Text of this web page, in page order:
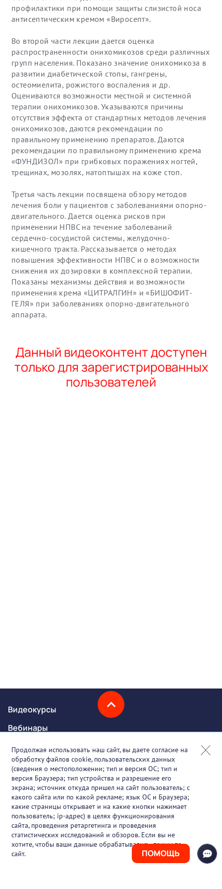
ПОМОЩЬ
профилактики при помощи защиты слизистой носа
антисептическим кремом «Виросепт».
Во второй части лекции дается оценка
распространенности онихомикозов среди различных
групп населения. Показано значение онихомикоза в
развитии диабетической стопы, гангрены,
остеомиелита, рожистого воспаления и др.
Оцениваются возможности местной и системной
терапии онихомикозов. Указываются причины
отсутствия эффекта от стандартных методов лечения
онихомикозов, даются рекомендации по
правильному применению препаратов. Даются
рекомендации по правильному применению крема
«ФУНДИЗОЛ» при грибковых поражениях ногтей,
трещинах, мозолях, натоптышах на коже стоп.
Третья часть лекции посвящена обзору методов
лечения боли у пациентов с заболеваниями опорно-
двигательного. Дается оценка рисков при
применении НПВС на течение заболеваний
сердечно-сосудистой системы, желудочно-
кишечного тракта. Рассказывается о методах
повышения эффективности НПВС и о возможности
снижения их дозировки в комплексной терапии.
Показаны механизмы действия и возможности
применения крема «ЦИТРАЛГИН» и «БИШОФИТ-
ГЕЛЯ» при заболеваниях опорно-двигательного
аппарата.
Данный видеоконтент доступен
только для зарегистрированных
пользователей
Видеокурсы
Вебинары
Онлайн-события
Партнеры
О проекте
Вакансии
Блог
Контакты
Продолжая использовать наш сайт, вы даете согласие на
обработку файлов cookie, пользовательских данных
(сведения о местоположении; тип и версия ОС; тип и
версия Браузера; тип устройства и разрешение его
экрана; источник откуда пришел на сайт пользователь; с
какого сайта или по какой рекламе; язык ОС и Браузера;
какие страницы открывает и на какие кнопки нажимает
пользователь; ip-адрес) в целях функционирования
сайта, проведения ретаргетинга и проведения
статистических исследований и обзоров. Если вы не
хотите, чтобы ваши данные обрабатывались, покиньте
сайт.